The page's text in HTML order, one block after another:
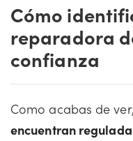
Cómo
reparadora
confianza
Como acabas de
encuentran